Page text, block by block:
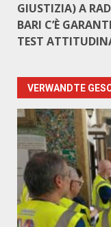
GIUSTIZIA) A
BARI C’È
TEST
VERWANDTE